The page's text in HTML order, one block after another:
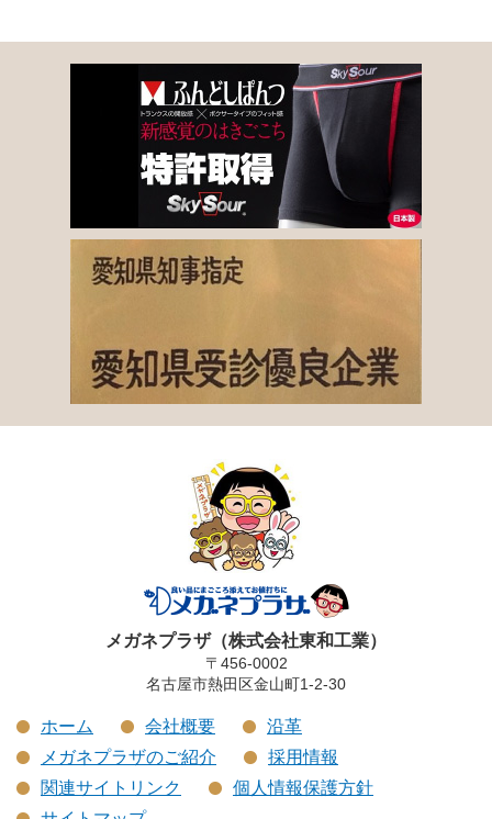
メガネプラザ（株式会社東和工業）
〒456-0002
名古屋市熱田区金山町1-2-30
ホーム 会社概要
沿革
メガネプラザのご紹介
採用情報
関連サイトリンク
個人情報保護方針